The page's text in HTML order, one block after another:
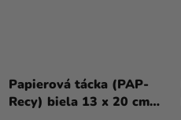
Papierová tácka (PAP-
Recy) biela 13 x 20 cm